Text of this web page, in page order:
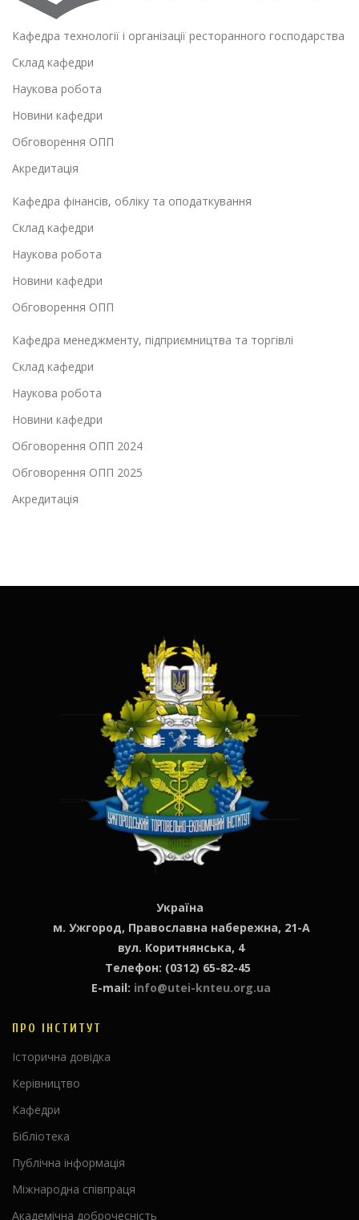
Кафедра технології і організації ресторанного господарства
Склад кафедри
Наукова робота
Новини кафедри
Обговорення ОПП
Акредитація
Кафедра фінансів, обліку та оподаткування
Склад кафедри
Наукова робота
Новини кафедри
Обговорення ОПП
Кафедра менеджменту, підприємництва та торгівлі
Склад кафедри
Наукова робота
Новини кафедри
Обговорення ОПП 2024
Обговорення ОПП 2025
Акредитація
Україна
м. Ужгород, Православна набережна, 21-А
вул. Коритнянська, 4
Телефон: (0312) 65-82-45
E-mail: info@utei-knteu.org.ua
ПРО ІНСТИТУТ
Історична довідка
Керівництво
Кафедри
Бібліотека
Публічна інформація
Міжнародна співпраця
Академічна доброчесність